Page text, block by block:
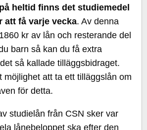
heltid finns det studiemedel
att få varje vecka. Av denna
kr av lån och resterande del
barn så kan du få extra
så kallade tilläggsbidraget.
möjlighet att ta ett tilläggslån om
för detta.
studielån från CSN sker var
lånebeloppet ska efter den